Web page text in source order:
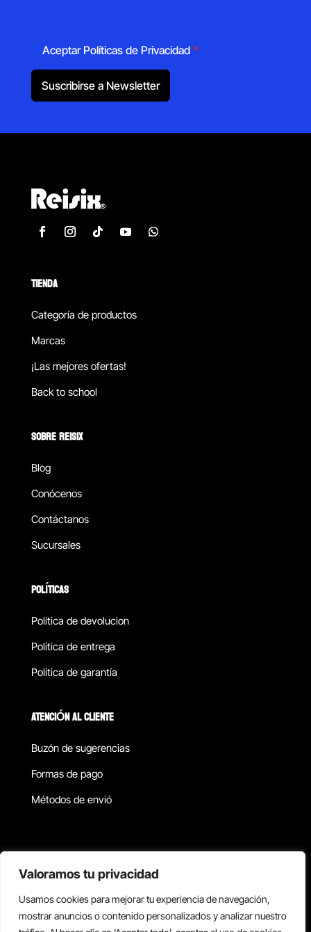
Valoramos tu privacidad
Usamos cookies para mejorar tu experiencia de navegación,
mostrar anuncios o contenido personalizados y analizar nuestro
Aceptar Políticas de Privacidad *
Suscribirse a Newsletter
TIENDA
Categoría de productos
Marcas
¡Las mejores ofertas!
Back to school
SOBRE REISIX
Blog
Conócenos
Contáctanos
Sucursales
POLÍTICAS
Política de devolucion
Política de entrega
Política de garantía
ATENCIÓN AL CLIENTE
Buzón de sugerencias
Formas de pago
Métodos de envió
Copyright © 2026 Reisix. Todos los derechos reservados.